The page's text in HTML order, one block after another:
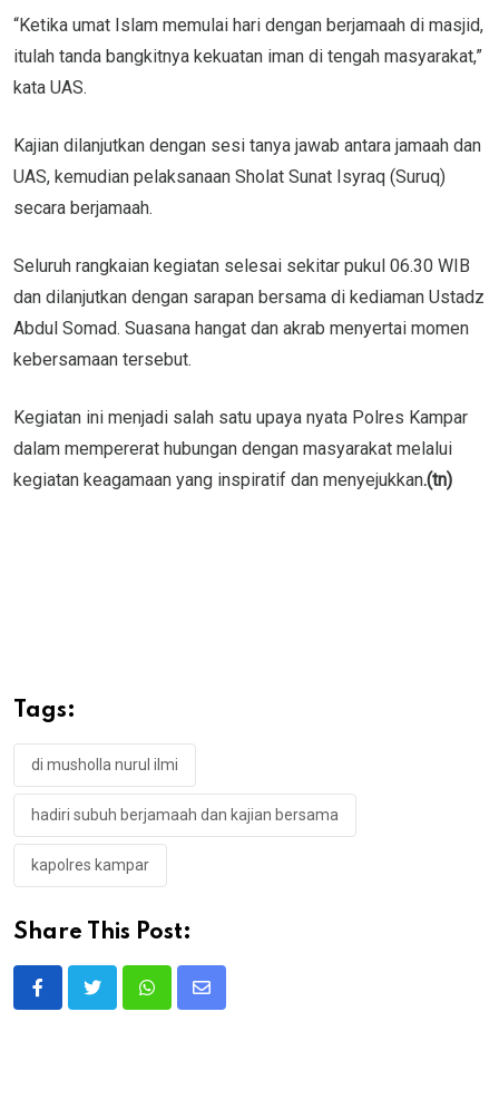
“Ketika umat Islam memulai hari dengan berjamaah di masjid,
itulah tanda bangkitnya kekuatan iman di tengah masyarakat,”
kata UAS.
Kajian dilanjutkan dengan sesi tanya jawab antara jamaah dan
UAS, kemudian pelaksanaan Sholat Sunat Isyraq (Suruq)
secara berjamaah.
Seluruh rangkaian kegiatan selesai sekitar pukul 06.30 WIB
dan dilanjutkan dengan sarapan bersama di kediaman Ustadz
Abdul Somad. Suasana hangat dan akrab menyertai momen
kebersamaan tersebut.
Kegiatan ini menjadi salah satu upaya nyata Polres Kampar
dalam mempererat hubungan dengan masyarakat melalui
kegiatan keagamaan yang inspiratif dan menyejukkan.(tn)
Tags:
di musholla nurul ilmi
hadiri subuh berjamaah dan kajian bersama
kapolres kampar
Share This Post:
WhatsappShare